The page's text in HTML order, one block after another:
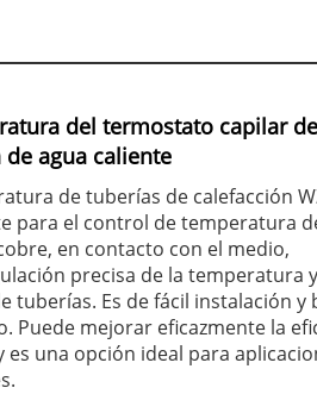
del termostato capilar de
agua caliente
de tuberías de calefacción
para el control de temperatura
en contacto con el medio,
precisa de la temperatura
tuberías. Es de fácil instalación y
Puede mejorar eficazmente la
una opción ideal para